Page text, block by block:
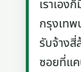
เราเอง
กรุงเทพ
รับจ้างสี่
ซอยที่แ